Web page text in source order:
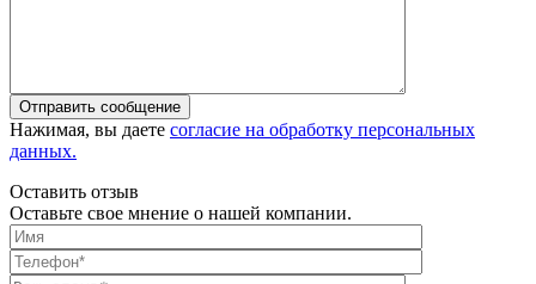
Отправить сообщение
Нажимая, вы даете согласие на обработку персональных
данных.
Оставить отзыв
Оставьте свое мнение о нашей компании.